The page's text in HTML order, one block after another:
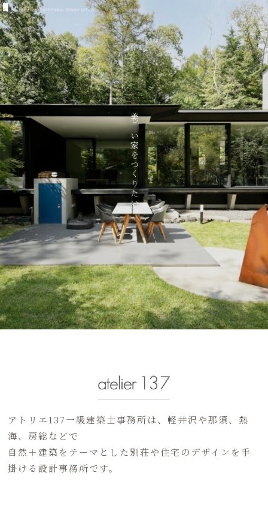
美しい家をつくりたい。
アトリエ137一級建築士事務所は、軽井沢や那須、熱
海、房総などで
自然＋建築をテーマとした別荘や住宅のデザインを手
掛ける設計事務所です。